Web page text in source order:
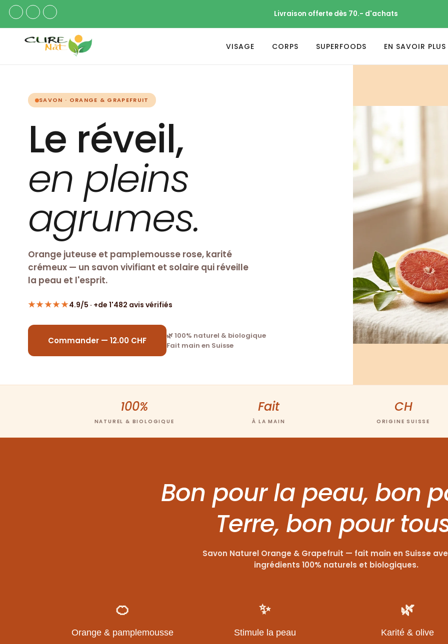
Livraison offerte dès 70.- d'achats
VISAGE CORPS SUPERFOODS EN SAVOIR PLUS
SAVON · ORANGE & GRAPEFRUIT
Le réveil,
en pleins
agrumes.
Orange juteuse et pamplemousse rose, karité
crémeux — un savon vivifiant et solaire qui réveille
la peau et l'esprit.
★★★★★4.9/5 · +de 1'482 avis vérifiés
Commander — 12.00 CHF
🌿 100% naturel & biologique
Fait main en Suisse
100%
NATUREL & BIOLOGIQUE
Fait
À LA MAIN
CH
ORIGINE SUISSE
Bon pour la peau, bon
Terre, bon pour
Savon Naturel Orange & Grapefruit — fait main en Suisse
ingrédients 100% naturels et biologiques.
🍊
Orange & pamplemousse
✨
Stimule la peau
🌿
Karité & olive